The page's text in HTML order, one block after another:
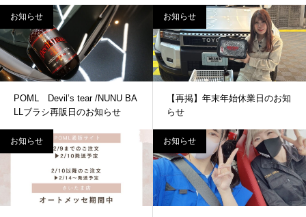
お知らせ
POML Devil’s tear /NUNU BA
LLブラシ再販日のお知らせ
お知らせ
【再掲】年末年始休業日のお知
らせ
お知らせ お知らせ